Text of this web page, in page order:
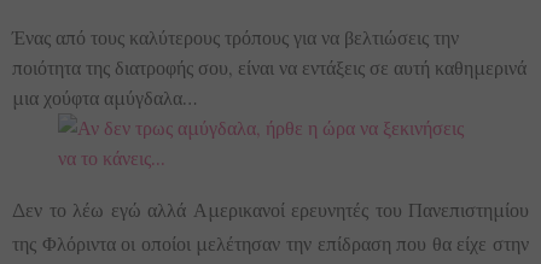
Ένας από τους καλύτερους τρόπους για να βελτιώσεις την
ποιότητα της διατροφής σου, είναι να εντάξεις σε αυτή καθημερινά
μια χούφτα αμύγδαλα…
Δεν το λέω εγώ αλλά Αμερικανοί ερευνητές του Πανεπιστημίου
της Φλόριντα οι οποίοι μελέτησαν την επίδραση που θα είχε στην